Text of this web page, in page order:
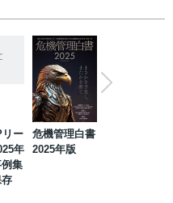
リー
年
例集
存
危機管理白書
2025年版